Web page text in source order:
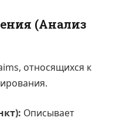
(Анализ
относящихся к
Описывает